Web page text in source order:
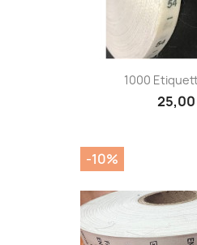
1000
-10%